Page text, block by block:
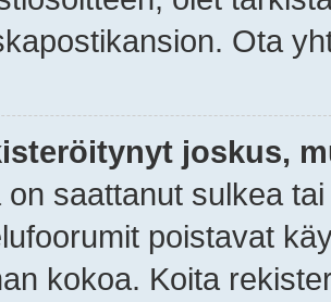
Ota
joskus,
on saattanut sulkea
poistavat
kokoa. Koita